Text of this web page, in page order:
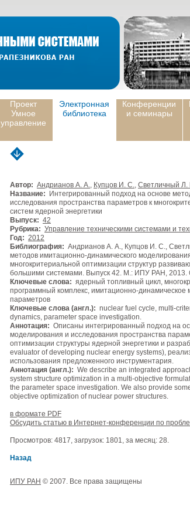
Проект
Умное
управление
Электронная
библиотека
Конференции
и семинары
Автор: Андрианов А. А., Купцов И. С., Светличный Л.
Название: Интегрированный подход на основе
исследования пространства параметров к
систем ядерной энергетики
Выпуск: 42
Рубрика: Управление техническими системами и
Год: 2012
Библиография: Андрианов А. А., Купцов И. С.,
методов имитационно-динамического
многокритериальной оптимизации структур
большими системами. Выпуск 42. М.: ИПУ РАН, 2013.
Ключевые слова: ядерный топливный цикл,
программный комплекс, имитационно-
параметров
Ключевые слова (англ.): nuclear fuel cycle, multi-
dynamics, parameter space investigation.
Аннотация: Описаны интегрированный подход на
моделирования и исследования пространства
оптимизации структуры ядерной энергетики и
evaluator of developing nuclear energy systems),
использования предложенного инструментария.
Аннотация (англ.): We describe an integrated
system structure optimization in a multi-objective
the parameter space investigation. We also provide
objective optimization of nuclear power structures.
в формате PDF
Обсудить статью в Интернет-конференции по
Просмотров: 4817, загрузок: 1801, за месяц: 28.
Назад
ИПУ РАН © 2007. Все права защищены